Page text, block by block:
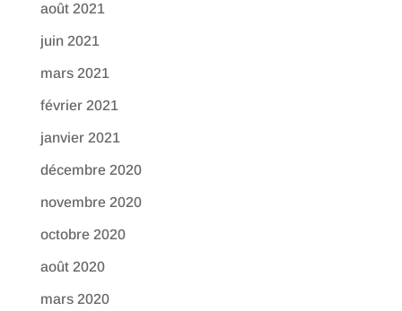
août 2021
juin 2021
mars 2021
février 2021
janvier 2021
décembre 2020
novembre 2020
octobre 2020
août 2020
mars 2020